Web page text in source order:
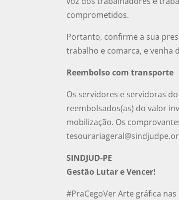
comprometidos.
Portanto, confirme a sua
trabalho e comarca, e venha
Reembolso com transporte
Os servidores e servidoras
reembolsados(as) do valor
mobilização. Os
SINDJUD-PE
Gestão Lutar e Vencer!
#PraCegoVer Arte gráfica